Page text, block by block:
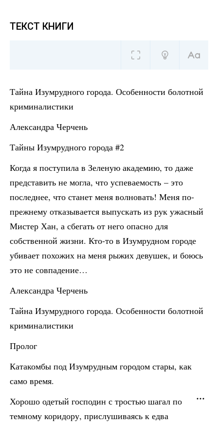
ТЕКСТ КНИГИ
Тайна Изумрудного города. Особенности болотной
криминалистики
Александра Черчень
Тайны Изумрудного города #2
Когда я поступила в Зеленую академию, то даже
представить не могла, что успеваемость – это
последнее, что станет меня волновать! Меня по-
прежнему отказывается выпускать из рук ужасный
Мистер Хан, а сбегать от него опасно для
собственной жизни. Кто-то в Изумрудном городе
убивает похожих на меня рыжих девушек, и боюсь
это не совпадение…
Александра Черчень
Тайна Изумрудного города. Особенности болотной
криминалистики
Пролог
Катакомбы под Изумрудным городом стары, как
само время.
Хорошо одетый господин с тростью шагал по
темному коридору, прислушиваясь к едва